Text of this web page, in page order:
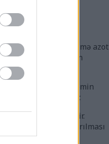
Bu çevrilmə azot
Qan damarlarının
və qida almasını təmin
səbəb olur.
kömək edir.
ammonyakın çıxarılması